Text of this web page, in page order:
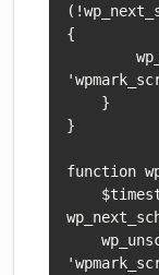
{
}
function